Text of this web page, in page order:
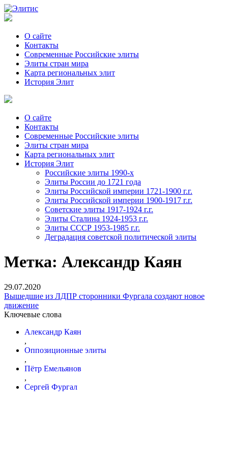
О сайте
Контакты
Современные Российские элиты
Элиты стран мира
Kартa региональных элит
История Элит
О сайте
Контакты
Современные Российские элиты
Элиты стран мира
Картa региональных элит
История Элит
Российские элиты 1990-х
Элиты России до 1721 года
Элиты Российской империи 1721-1900 г.г.
Элиты Российской империи 1900-1917 г.г.
Советские элиты 1917-1924 г.г.
Элиты Сталина 1924-1953 г.г.
Элиты СССР 1953-1985 г.г.
Деградация советской политической элиты
Метка: Александр Каян
29.07.2020
Вышедшие из ЛДПР сторонники Фургала создают новое
движение
Ключевые слова
Александр Каян
,
Оппозиционные элиты
,
Пётр Емельянов
,
Сергей Фургал